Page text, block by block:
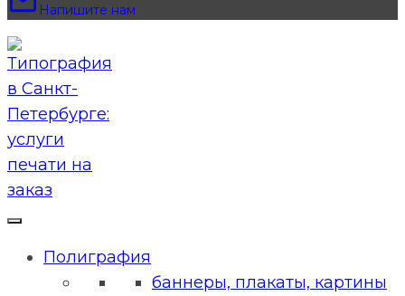
Напишите нам
Полиграфия
баннеры, плакаты, картины